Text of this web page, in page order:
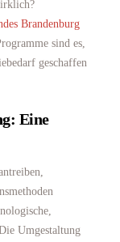
Brandenburg
sind es,
geschaffen
Eine
Umgestaltung